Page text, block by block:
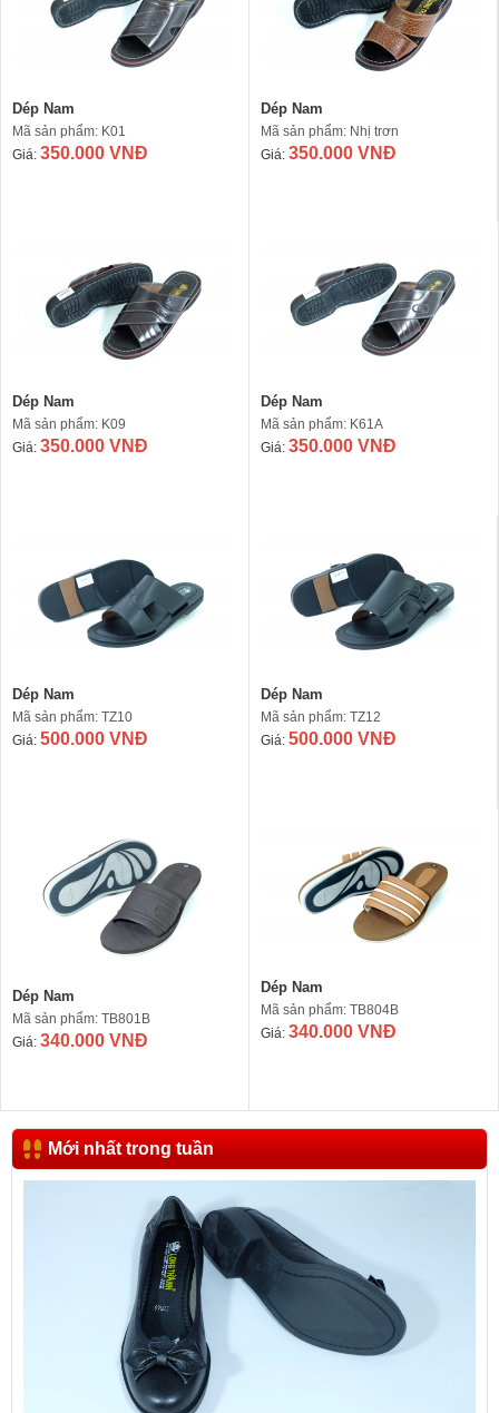
Dép Nam
Mã sản phẩm: K01
Giá: 350.000 VNĐ
Dép Nam
Mã sản phẩm: Nhị trơn
Giá: 350.000 VNĐ
Dép Nam
Mã sản phẩm: K09
Giá: 350.000 VNĐ
Dép Nam
Mã sản phẩm: K61A
Giá: 350.000 VNĐ
Dép Nam
Mã sản phẩm: TZ10
Giá: 500.000 VNĐ
Dép Nam
Mã sản phẩm: TZ12
Giá: 500.000 VNĐ
Dép Nam
Mã sản phẩm: TB801B
Giá: 340.000 VNĐ
Dép Nam
Mã sản phẩm: TB804B
Giá: 340.000 VNĐ
Mới nhất trong tuần